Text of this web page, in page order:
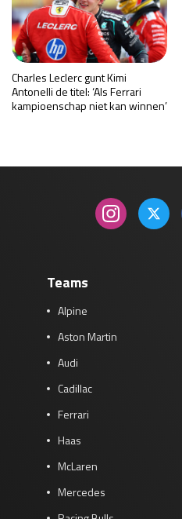
Charles Leclerc gunt Kimi
Antonelli de titel: ‘Als Ferrari
kampioenschap niet kan winnen’
Teams
Alpine
Aston Martin
Audi
Cadillac
Ferrari
Haas
McLaren
Mercedes